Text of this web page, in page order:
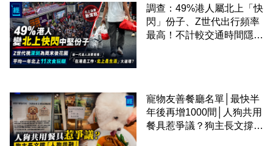
調查：49%港人屬北上「快
閃」份子、Z世代出行頻率
最高！不計較交通時間隱形
寵物友善餐廳名單│最快半
年後再增1000間│人狗共用
餐具惹爭議？狗主長文撐